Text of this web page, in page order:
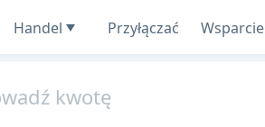
Handel Przyłączać Wsparcie
kwotę